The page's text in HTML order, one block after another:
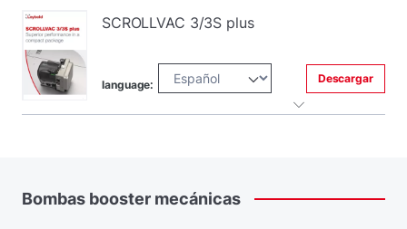
SCROLLVAC 3/3S plus
language: Descargar
Bombas booster mecánicas